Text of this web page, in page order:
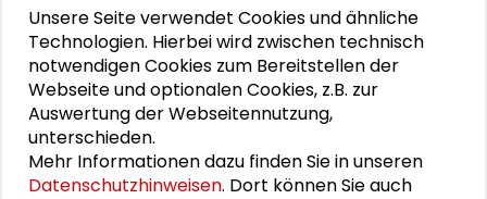
11. Internationale Waldkunstkonferenz
"Demokratischer Wald"
Schlüsseltexte für die Wirtschaft von morgen
Zusammen mehr erreichen – Zukunftsbündnis im
Dialog
Unsere Seite verwendet Cookies und ähnliche
Technologien. Hierbei wird zwischen technisch
notwendigen Cookies zum Bereitstellen der
Webseite und optionalen Cookies, z.B. zur
Auswertung der Webseitennutzung,
unterschieden.
Mehr Informationen dazu finden Sie in unseren
Datenschutzhinweisen. Dort können Sie auch